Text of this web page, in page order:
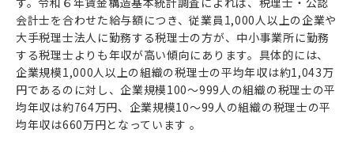
会計士を合わせた給与額につき、従業員1,000人以上の企業や
大手税理士法人に勤務する税理士の方が、中小事業所に勤務
する税理士よりも年収が高い傾向にあります。具体的には、
企業規模1,000人以上の組織の税理士の平均年収は約1,043万
円であるのに対し、企業規模100～999人の組織の税理士の平
均年収は約764万円、企業規模10～99人の組織の税理士の平
均年収は660万円となっています 。